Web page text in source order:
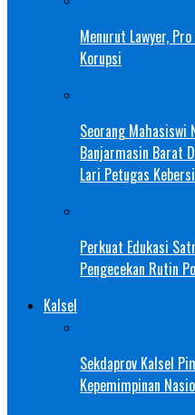
Menurut Lawyer,
Korupsi
Seorang Mahasiswi
Banjarmasin Barat
Lari Petugas
Perkuat Edukasi
Pengecekan Rutin
Kalsel
Sekdaprov Kalsel
Kepemimpinan